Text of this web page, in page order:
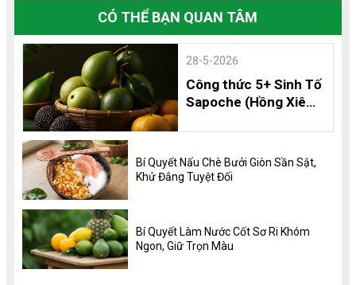
CÓ THỂ BẠN QUAN TÂM
28-5-2026
Công thức 5+ Sinh Tố
Sapoche (Hồng Xiêm)
Dưỡng và 8 Lợi Ích
Không Thể Bỏ Qua
Bí Quyết Nấu Chè Bưởi Giòn Sần Sật,
Khử Đắng Tuyệt Đối
Bí Quyết Làm Nước Cốt Sơ Ri Khóm
Ngon, Giữ Trọn Màu